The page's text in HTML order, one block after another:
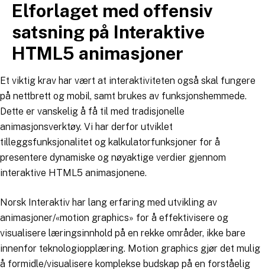
Hopp
innhold
Elforlaget med offensiv
satsning på Interaktive
HTML5 animasjoner
Et viktig krav har vært at interaktiviteten også skal fungere
på nettbrett og mobil, samt brukes av funksjonshemmede.
Dette er vanskelig å få til med tradisjonelle
animasjonsverktøy. Vi har derfor utviklet
tilleggsfunksjonalitet og kalkulatorfunksjoner for å
presentere dynamiske og nøyaktige verdier gjennom
interaktive HTML5 animasjonene.
Norsk Interaktiv har lang erfaring med utvikling av
animasjoner/«motion graphics» for å effektivisere og
visualisere læringsinnhold på en rekke områder, ikke bare
innenfor teknologiopplæring. Motion graphics gjør det mulig
å formidle/visualisere komplekse budskap på en forståelig